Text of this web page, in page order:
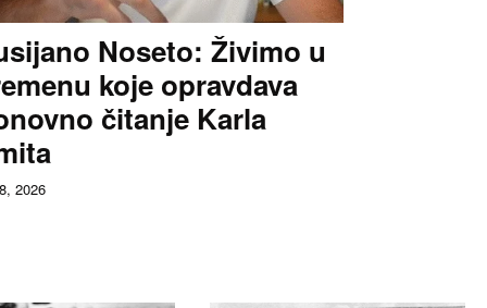
Noseto: Živimo u
koje opravdava
čitanje Karla
2026